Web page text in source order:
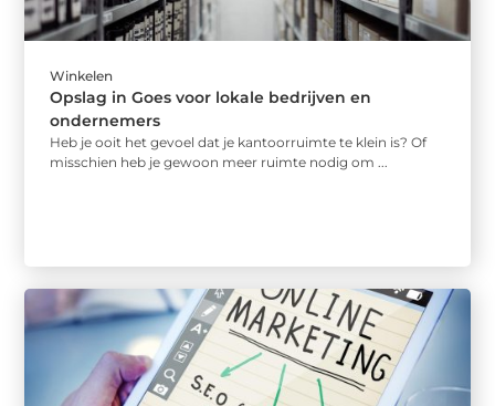
Winkelen
Opslag in Goes voor lokale bedrijven en
ondernemers
Heb je ooit het gevoel dat je kantoorruimte te klein is? Of
misschien heb je gewoon meer ruimte nodig om ...